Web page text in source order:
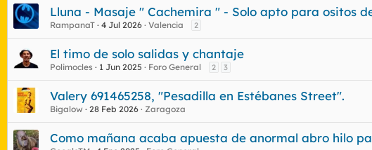
Lluna - Masaje " Cachemira " - Solo apto para ositos
RampanaT 4 Jul 2026 Valencia 2
El timo de solo salidas y chantaje
Polimocles 1 Jun 2025 Foro General 2 3
Valery 691465258, "Pesadilla en Estébanes Street".
Bigalow 28 Feb 2026 Zaragoza
Como mañana acaba apuesta de anormal abro hilo